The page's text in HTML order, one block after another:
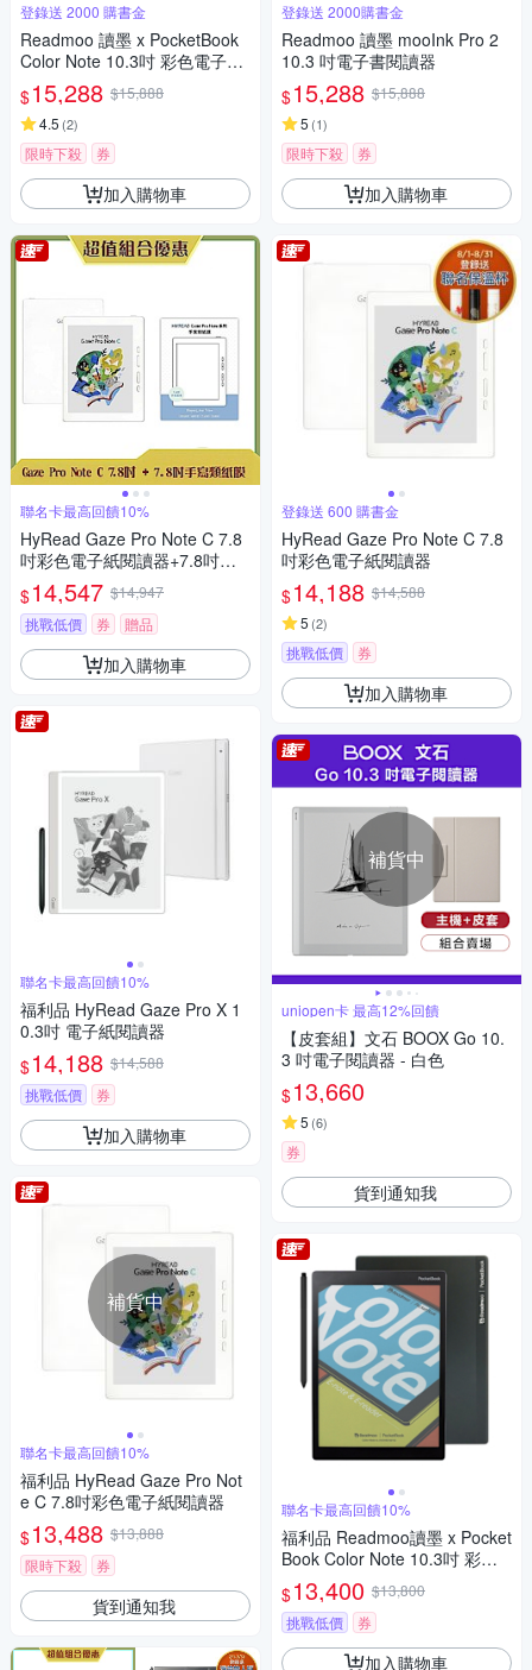
登錄送 2000 購書金
Readmoo 讀墨 x PocketBook
Color Note 10.3吋 彩色電子書
閱讀器
$15,288 $15,888
4.5 (2)
限時下殺 券
加入購物車
聯名卡最高回饋10%
HyRead Gaze Pro Note C 7.8
吋彩色電子紙閱讀器+7.8吋手
寫類紙膜 (組合)
$14,547 $14,947
挑戰低價
券 贈品
加入購物車
聯名卡最高回饋10%
福利品 HyRead Gaze Pro X 1
0.3吋 電子紙閱讀器
$14,188 $14,588
挑戰低價
券
加入購物車
補貨中
聯名卡最高回饋10%
福利品 HyRead Gaze Pro Not
e C 7.8吋彩色電子紙閱讀器
$13,488 $13,888
限時下殺
券
貨到通知我
登錄送 2000購書金
Readmoo 讀墨 mooInk Pro 2
10.3 吋電子書閱讀器
$15,288 $15,888
5 (1)
限時下殺 券
加入購物車
登錄送 600 購書金
HyRead Gaze Pro Note C 7.8
吋彩色電子紙閱讀器
$14,188 $14,588
5 (2)
挑戰低價 券
加入購物車
補貨中
uniopen卡 最高12%回饋
【皮套組】文石 BOOX Go 10.
3 吋電子閱讀器 - 白色
$13,660
5 (6)
券
貨到通知我
聯名卡最高回饋10%
福利品 Readmoo讀墨 x Pocket
Book Color Note 10.3吋 彩色
電子紙平板
$13,400 $13,800
挑戰低價
券
加入購物車